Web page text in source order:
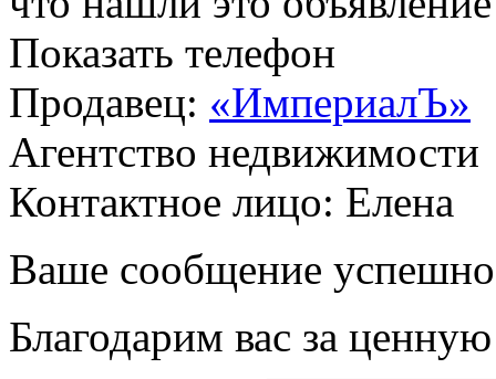
Показать телефон
Продавец: «ИмпериалЪ»
Агентство недвижимости
Контактное лицо: Елена
Ваше сообщение успешно
Благодарим вас за